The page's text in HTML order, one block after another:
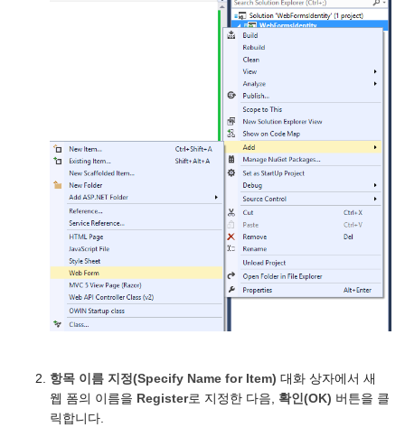
항목 이름 지정(Specify Name for Item) 대화 상자에서 새
웹 폼의 이름을 Register로 지정한 다음, 확인(OK) 버튼을 클
릭합니다.